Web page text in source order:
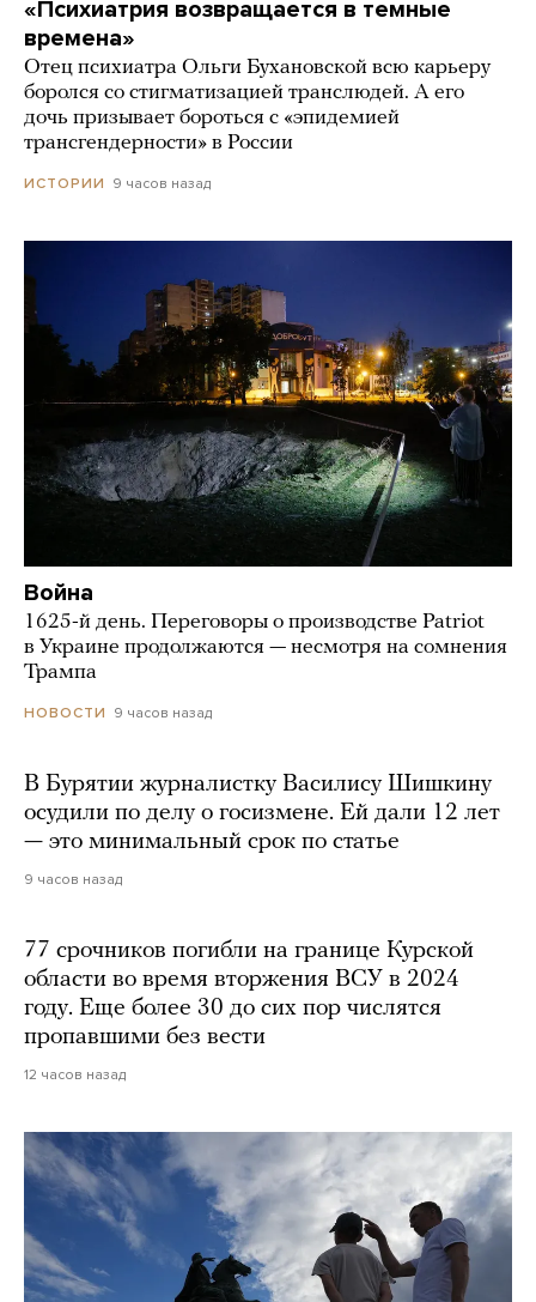
«Психиатрия возвращается в темные
времена»
Отец психиатра Ольги Бухановской всю карьеру
боролся со стигматизацией транслюдей. А его
дочь призывает бороться с «эпидемией
трансгендерности» в России
ИСТОРИИ 9 часов назад
Война
1625-й день. Переговоры о производстве Patriot
в Украине продолжаются — несмотря на сомнения
Трампа
НОВОСТИ 9 часов назад
В Бурятии журналистку Василису Шишкину
осудили по делу о госизмене. Ей дали 12 лет
— это минимальный срок по статье
9 часов назад
77 срочников погибли на границе Курской
области во время вторжения ВСУ в 2024
году. Еще более 30 до сих пор числятся
пропавшими без вести
12 часов назад